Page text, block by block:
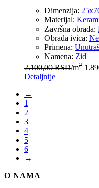
Dimenzija:
Materijal:
Završna obrada:
Obrada ivica:
Primena:
Namena: Zid
2.100,00RSD/m2
Detaljnije
←
1
2
3
4
5
6
→
O NAMA